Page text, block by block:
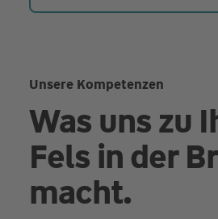
Unsere Kompetenzen
Was uns zu
Fels in der
macht.